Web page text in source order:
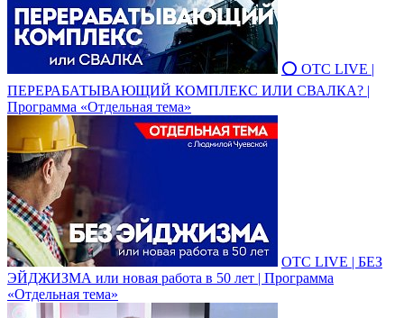
⭕ ОТС LIVE |
ПЕРЕРАБАТЫВАЮЩИЙ КОМПЛЕКС ИЛИ СВАЛКА? |
Программа «Отдельная тема»
ОТС LIVE | БЕЗ
ЭЙДЖИЗМА или новая работа в 50 лет | Программа
«Отдельная тема»